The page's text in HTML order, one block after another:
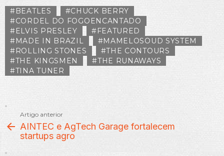
BEATLES
CHUCK BERRY
CORDEL DO FOGOENCANTADO
ELVIS PRESLEY
FEATURED
MADE IN BRAZIL
MAMELOSOUD SYSTEM
ROLLING STONES
THE CONTOURS
THE KINGSMEN
THE RUNAWAYS
TINA TUNER
Veja
Artigo anterior
AINTEC e AgTech Garage fortalecem
startups agro